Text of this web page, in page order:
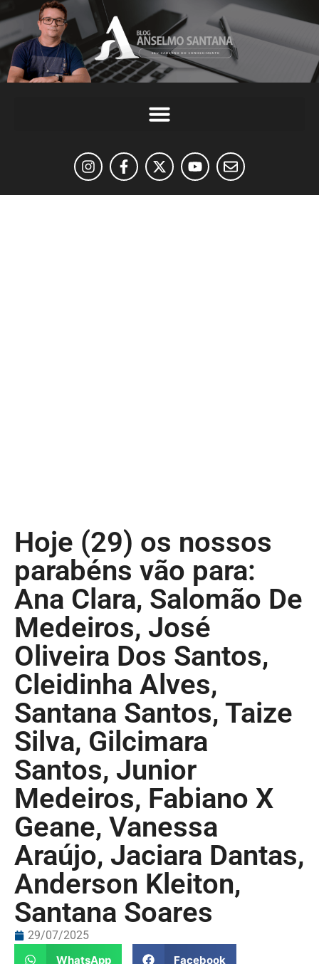
Hoje (29) os nossos
parabéns vão para:
Ana Clara, Salomão De
Medeiros, José
Oliveira Dos Santos,
Cleidinha Alves,
Santana Santos, Taize
Silva, Gilcimara
Santos, Junior
Medeiros, Fabiano X
Geane, Vanessa
Araújo, Jaciara Dantas,
Anderson Kleiton,
Santana Soares
29/07/2025
WhatsApp
Facebook